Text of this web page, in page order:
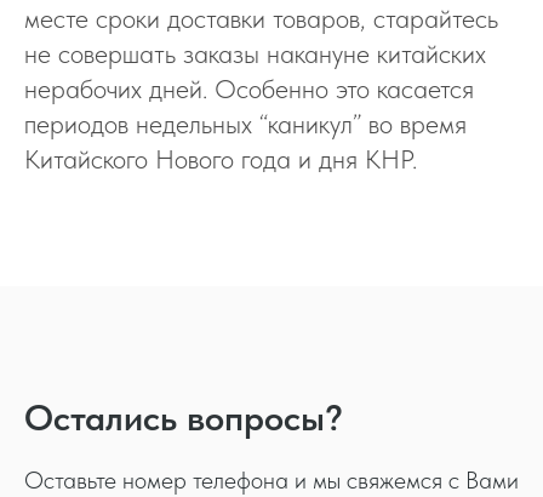
месте сроки доставки товаров, старайтесь
не совершать заказы накануне китайских
нерабочих дней. Особенно это касается
периодов недельных “каникул” во время
Китайского Нового года и дня КНР.
Остались вопросы?
Оставьте номер телефона и мы свяжемся с Вами